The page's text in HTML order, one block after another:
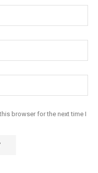
browser for the next time I